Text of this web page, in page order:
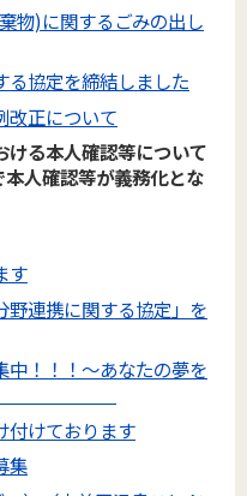
物)に関するごみの出し
る協定を締結しました
改正について
ける本人確認等について
本人確認等が義務化とな
す
野連携に関する協定」を
！！！～あなたの夢を
か～
付けております
集